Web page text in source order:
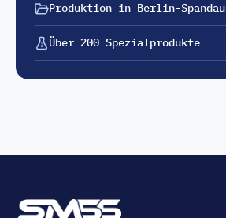
Produktion in Berlin-Spandau
Über 200 Spezialprodukte